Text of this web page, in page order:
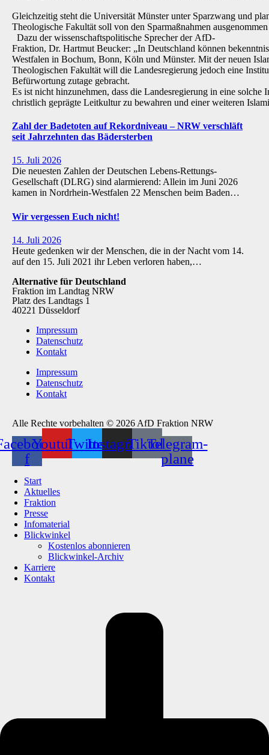
Gleichzeitig steht die Universität Münster unter Sparzwang und
Theologische Fakultät soll von den Sparmaßnahmen
Dazu der wissenschaftspolitische Sprecher der AfD-
Fraktion, Dr. Hartmut Beucker: „In Deutschland können
Westfalen in Bochum, Bonn, Köln und Münster. Mit der neuen
Theologischen Fakultät will die Landesregierung jedoch eine
Befürwortung zutage gebracht.
Es ist nicht hinzunehmen, dass die Landesregierung in eine
christlich geprägte Leitkultur zu bewahren und einer weiteren
Zahl der Badetoten auf Rekordniveau – NRW verschläft
seit Jahrzehnten das Bädersterben
15. Juli 2026
Die neuesten Zahlen der Deutschen Lebens-Rettungs-
Gesellschaft (DLRG) sind alarmierend: Allein im Juni 2026
kamen in Nordrhein-Westfalen 22 Menschen beim Baden…
Wir vergessen Euch nicht!
14. Juli 2026
Heute gedenken wir der Menschen, die in der Nacht vom 14.
auf den 15. Juli 2021 ihr Leben verloren haben,…
Alternative für Deutschland
Fraktion im Landtag NRW
Platz des Landtags 1
40221 Düsseldorf
Impressum
Datenschutz
Kontakt
Impressum
Datenschutz
Kontakt
Alle Rechte vorbehalten © 2026 AfD Fraktion NRW
f
YoutubeTwitterInstagramTiktokTelegram-
plane
Start
Aktuelles
Fraktion
Presse
Infomaterial
Blickwinkel
Kostenlos abonnieren
Blickwinkel-Archiv
Karriere
Kontakt